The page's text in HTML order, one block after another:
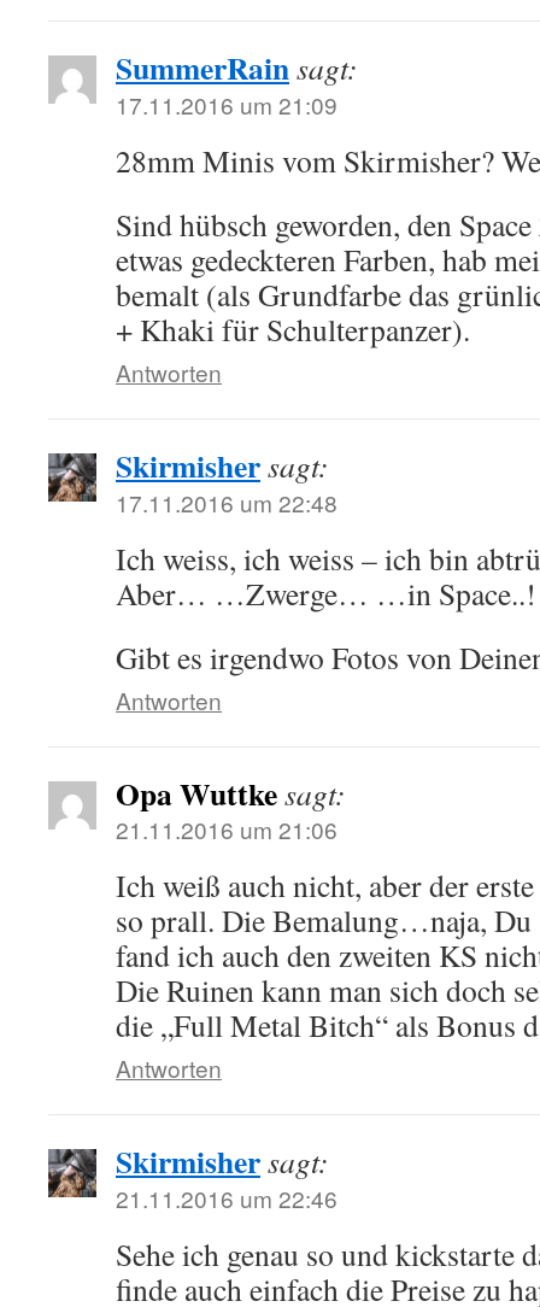
SummerRainsagt:
17.11.2016 um 21:09
28mm Minis vom Skirmisher?
Sind hübsch geworden, den
etwas gedeckteren Farben, hab
bemalt (als Grundfarbe das
+ Khaki für Schulterpanzer).
Antworten
Skirmishersagt:
17.11.2016 um 22:48
Ich weiss, ich weiss – ich bin
Aber… …Zwerge… …in Space..!
Gibt es irgendwo Fotos von
Antworten
Opa Wuttkesagt:
21.11.2016 um 21:06
Ich weiß auch nicht, aber der
so prall. Die Bemalung…naja, Du
fand ich auch den zweiten KS
Die Ruinen kann man sich doch
die „Full Metal Bitch“ als Bonus
Antworten
Skirmishersagt:
21.11.2016 um 22:46
Sehe ich genau so und kickstarte
finde auch einfach die Preise zu